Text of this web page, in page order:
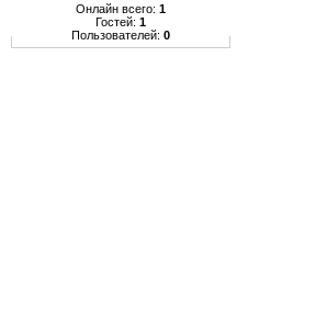
Онлайн всего: 1
Гостей: 1
Пользователей: 0